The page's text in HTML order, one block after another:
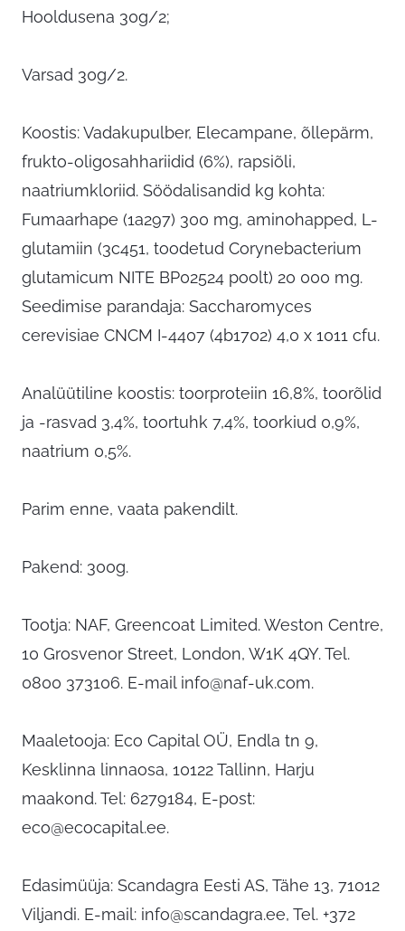
Hooldusena 30g/2;
Varsad 30g/2.
Koostis: Vadakupulber, Elecampane, õllepärm,
frukto-oligosahhariidid (6%), rapsiõli,
naatriumkloriid. Söödalisandid kg kohta:
Fumaarhape (1a297) 300 mg, aminohapped, L-
glutamiin (3c451, toodetud Corynebacterium
glutamicum NITE BP02524 poolt) 20 000 mg.
Seedimise parandaja: Saccharomyces
cerevisiae CNCM I-4407 (4b1702) 4,0 x 1011 cfu.
Analüütiline koostis: toorproteiin 16,8%, toorõlid
ja -rasvad 3,4%, toortuhk 7,4%, toorkiud 0,9%,
naatrium 0,5%.
Parim enne, vaata pakendilt.
Pakend: 300g.
Tootja: NAF, Greencoat Limited. Weston Centre,
10 Grosvenor Street, London, W1K 4QY. Tel.
0800 373106. E-mail info@naf-uk.com.
Maaletooja: Eco Capital OÜ, Endla tn 9,
Kesklinna linnaosa, 10122 Tallinn, Harju
maakond. Tel: 6279184, E-post:
eco@ecocapital.ee.
Edasimüüja: Scandagra Eesti AS, Tähe 13, 71012
Viljandi. E-mail: info@scandagra.ee, Tel. +372